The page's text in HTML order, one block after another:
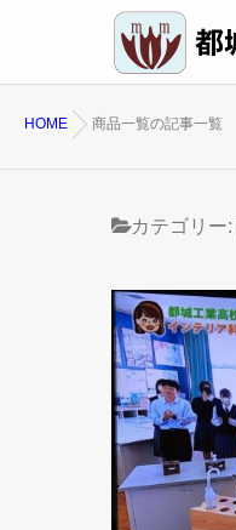
HOME 商品一覧の記事一覧
カテゴリー: